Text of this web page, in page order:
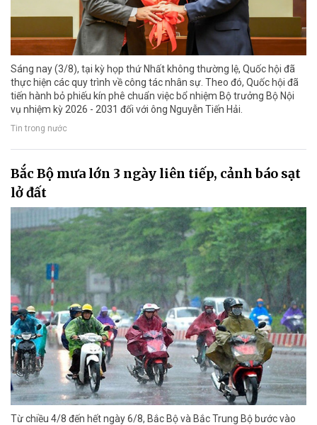
Sáng nay (3/8), tại kỳ họp thứ Nhất không thường lệ, Quốc hội đã
thực hiện các quy trình về công tác nhân sự. Theo đó, Quốc hội đã
tiến hành bỏ phiếu kín phê chuẩn việc bổ nhiệm Bộ trưởng Bộ Nội
vụ nhiệm kỳ 2026 - 2031 đối với ông Nguyễn Tiến Hải.
Tin trong nước
Bắc Bộ mưa lớn 3 ngày liên tiếp, cảnh báo sạt
lở đất
Từ chiều 4/8 đến hết ngày 6/8, Bắc Bộ và Bắc Trung Bộ bước vào